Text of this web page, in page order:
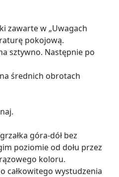
zawarte w „Uwagach
pokojową.
sztywno. Następnie po
średnich obrotach
góra-dół bez
poziomie od dołu przez
koloru.
całkowitego wystudzenia